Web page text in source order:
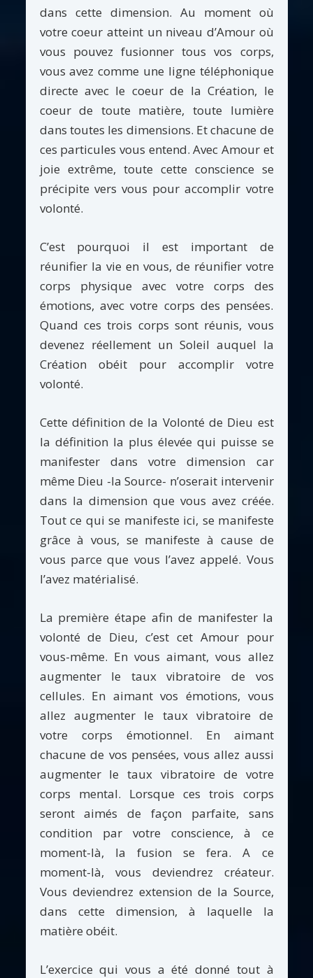
dans cette dimension. Au moment où
votre coeur atteint un niveau d’Amour où
vous pouvez fusionner tous vos corps,
vous avez comme une ligne téléphonique
directe avec le coeur de la Création, le
coeur de toute matière, toute lumière
dans toutes les dimensions. Et chacune de
ces particules vous entend. Avec Amour et
joie extrême, toute cette conscience se
précipite vers vous pour accomplir votre
volonté.
C’est pourquoi il est important de
réunifier la vie en vous, de réunifier votre
corps physique avec votre corps des
émotions, avec votre corps des pensées.
Quand ces trois corps sont réunis, vous
devenez réellement un Soleil auquel la
Création obéit pour accomplir votre
volonté.
Cette définition de la Volonté de Dieu est
la définition la plus élevée qui puisse se
manifester dans votre dimension car
même Dieu -la Source- n’oserait intervenir
dans la dimension que vous avez créée.
Tout ce qui se manifeste ici, se manifeste
grâce à vous, se manifeste à cause de
vous parce que vous l’avez appelé. Vous
l’avez matérialisé.
La première étape afin de manifester la
volonté de Dieu, c’est cet Amour pour
vous-même. En vous aimant, vous allez
augmenter le taux vibratoire de vos
cellules. En aimant vos émotions, vous
allez augmenter le taux vibratoire de
votre corps émotionnel. En aimant
chacune de vos pensées, vous allez aussi
augmenter le taux vibratoire de votre
corps mental. Lorsque ces trois corps
seront aimés de façon parfaite, sans
condition par votre conscience, à ce
moment-là, la fusion se fera. A ce
moment-là, vous deviendrez créateur.
Vous deviendrez extension de la Source,
dans cette dimension, à laquelle la
matière obéit.
L’exercice qui vous a été donné tout à